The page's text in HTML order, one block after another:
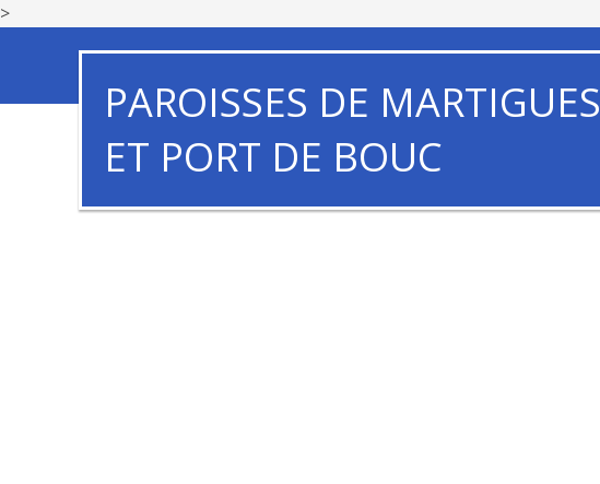
>
PAROISSES DE MARTIGUES
ET PORT DE BOUC